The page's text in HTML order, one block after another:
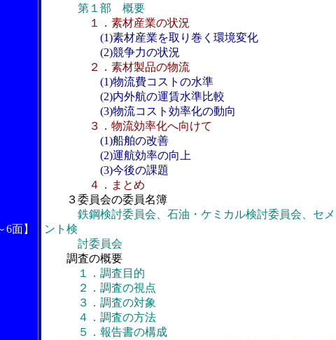
6面】
第１部 概要
１．素材産業の状況
(1)素材産業を取り巻く環境変化
(2)競争力の状況
２．素材製品の物流
(1)物流費コストの水準
(2)内外航の運賃水準比較
(3)物流コスト効率化の動向
３．物流効率化へ向けて
(1)船舶の改善
(2)運航効率の向上
(3)今後の課題
４．まとめ
３委員会の委員名簿
鉄鋼検討委員会、石油・ケミカル検討委員会、セメ
ント検
討委員会
調査の概要
１．調査目的
２．調査の視点
３．調査の対象
４．調査の方法
５．報告書の構成